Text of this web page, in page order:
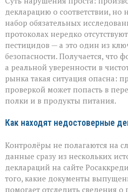
декларацию о соответствии,
набор обязательных
протоколах нередко
пестицидов — а это один из
безопасности. Получается, что
а реальной уверенности в
рынка такая ситуация опасна:
проверкой может попасть в
полки и в продукты питания.
Как находят недостоверные
Контролёры не полагаются на
данные сразу из нескольких
деклараций на сайте
того, какие документы
помогает отследить сведения о